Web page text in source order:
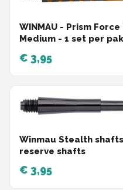
WINMAU - Prism
Medium - 1 set per
€ 3,95
Winmau Stealth
reserve shafts
€ 3,95